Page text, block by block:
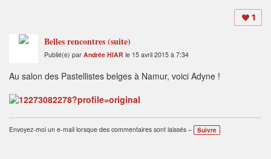
1
Belles rencontres (suite)
Publié(e) par Andrée HIAR le 15 avril 2015 à 7:34
Au salon des Pastellistes belges à Namur, voici Adyne !
Envoyez-moi un e-mail lorsque des commentaires sont laissés – Suivre